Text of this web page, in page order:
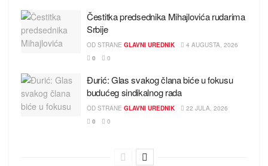
Čestitka predsednika Mihajlovića rudarima
Srbije
OD STRANE GLAVNI UREDNIK
4 AUGUSTA, 2026
0
0
Đurić: Glas svakog člana biće u fokusu
budućeg sindikalnog rada
OD STRANE GLAVNI UREDNIK
22 JULA, 2026
0
0